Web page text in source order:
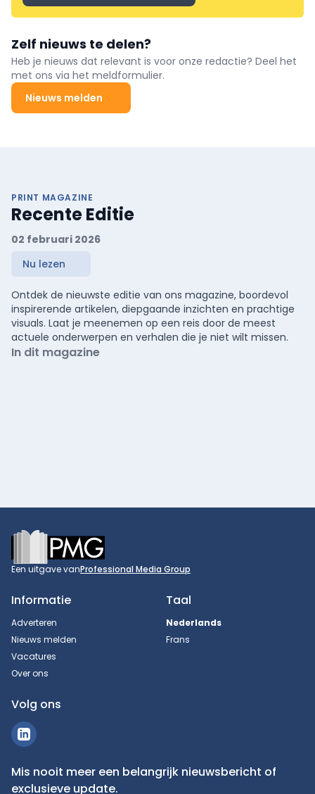
Zelf nieuws te delen?
Heb je nieuws dat relevant is voor onze redactie? Deel het
met ons via het meldformulier.
Nieuws melden
PRINT MAGAZINE
Recente Editie
02 februari 2026
Nu lezen
Ontdek de nieuwste editie van ons magazine, boordevol
inspirerende artikelen, diepgaande inzichten en prachtige
visuals. Laat je meenemen op een reis door de meest
actuele onderwerpen en verhalen die je niet wilt missen.
In dit magazine
Footer
Een uitgave vanProfessional Media Group
Informatie
Adverteren
Nieuws melden
Vacatures
Over ons
Taal
Nederlands
Frans
Volg ons
Mis nooit meer een belangrijk nieuwsbericht of
exclusieve update.